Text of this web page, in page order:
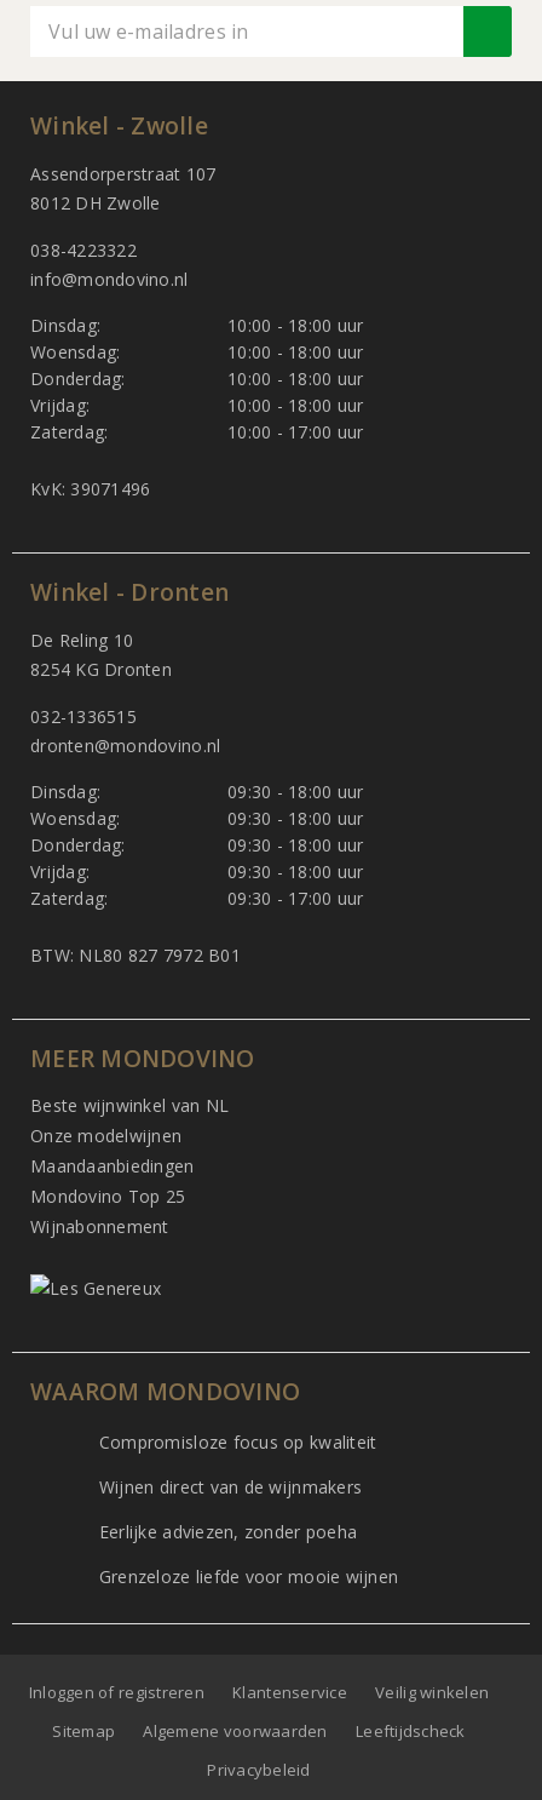
Winkel - Zwolle
Assendorperstraat 107
8012 DH Zwolle
038-4223322
info@mondovino.nl
Dinsdag:
10:00 - 18:00 uur
Woensdag:
10:00 - 18:00 uur
Donderdag:
10:00 - 18:00 uur
Vrijdag:
10:00 - 18:00 uur
Zaterdag:
10:00 - 17:00 uur
KvK: 39071496
Winkel - Dronten
De Reling 10
8254 KG Dronten
032-1336515
dronten@mondovino.nl
Dinsdag:
09:30 - 18:00 uur
Woensdag:
09:30 - 18:00 uur
Donderdag:
09:30 - 18:00 uur
Vrijdag:
09:30 - 18:00 uur
Zaterdag:
09:30 - 17:00 uur
BTW: NL80 827 7972 B01
MEER MONDOVINO
Beste wijnwinkel van NL
Onze modelwijnen
Maandaanbiedingen
Mondovino Top 25
Wijnabonnement
WAAROM MONDOVINO
Compromisloze focus op kwaliteit
Wijnen direct van de wijnmakers
Eerlijke adviezen, zonder poeha
Grenzeloze liefde voor mooie wijnen
Inloggen of registreren Klantenservice
Veilig winkelen
Sitemap
Algemene voorwaarden
Leeftijdscheck
Privacybeleid